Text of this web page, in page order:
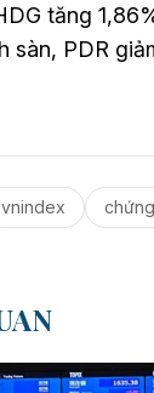
tăng
sàn, PDR
vnindex